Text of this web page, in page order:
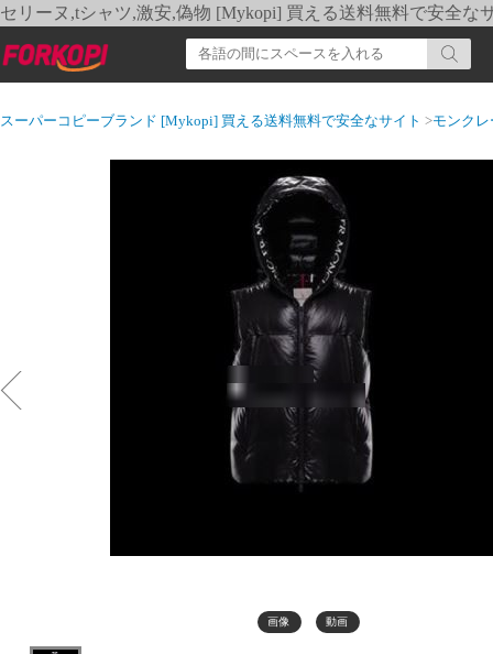
セリーヌ,tシャツ,激安,偽物 [Mykopi] 買える送料無料で安全な
スーパーコピーブランド [Mykopi] 買える送料無料で安全なサイト >モンク
画像 動画